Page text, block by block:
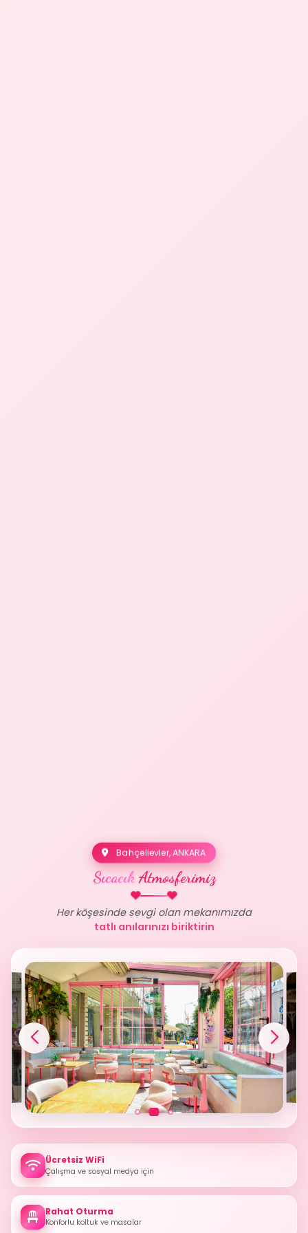
Bahçelievler, ANKARA
SıcacıkAtmosferimiz
Her köşesinde sevgi olan mekanımızda
tatlı anılarınızı biriktirin
Ücretsiz WiFi
Çalışma ve sosyal medya için
Rahat Oturma
Konforlu koltuk ve masalar